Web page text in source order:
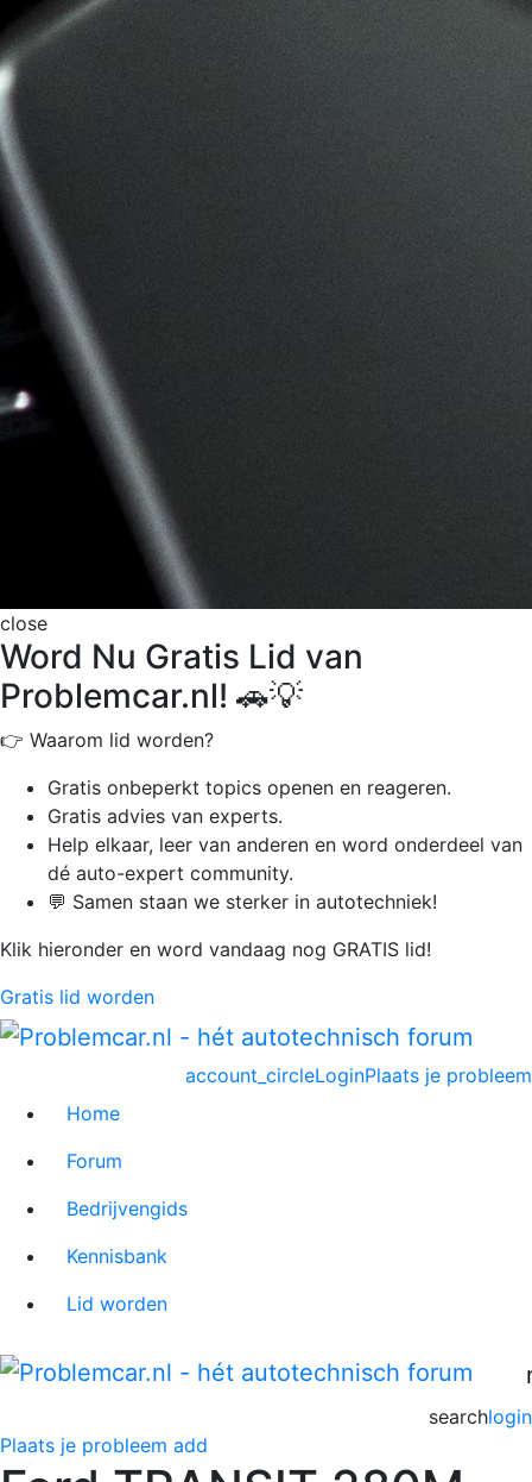
close
Word Nu Gratis Lid van
Problemcar.nl! 🚗💡
👉 Waarom lid worden?
Gratis onbeperkt topics openen en reageren.
Gratis advies van experts.
Help elkaar, leer van anderen en word onderdeel van
dé auto-expert community.
💬 Samen staan we sterker in autotechniek!
Klik hieronder en word vandaag nog GRATIS lid!
Gratis lid worden
Plaats je probleem
account_circleLogin
Home
Forum
Bedrijvengids
Kennisbank
Lid worden
login
search
Plaats je probleem add